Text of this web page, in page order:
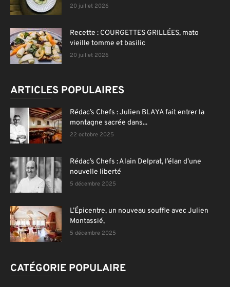
20 juillet 2026
Recette : COURGETTES GRILLÉES, mato
vieille tomme et basilic
20 juillet 2026
ARTICLES POPULAIRES
Rédac’s Chefs : Julien BLAYA fait entrer la
montagne sacrée dans...
22 octobre 2025
Rédac’s Chefs : Alain Delprat, l’élan d’une
nouvelle liberté
5 décembre 2025
L’Épicentre, un nouveau souffle avec Julien
Montassié,
5 décembre 2025
CATÉGORIE POPULAIRE